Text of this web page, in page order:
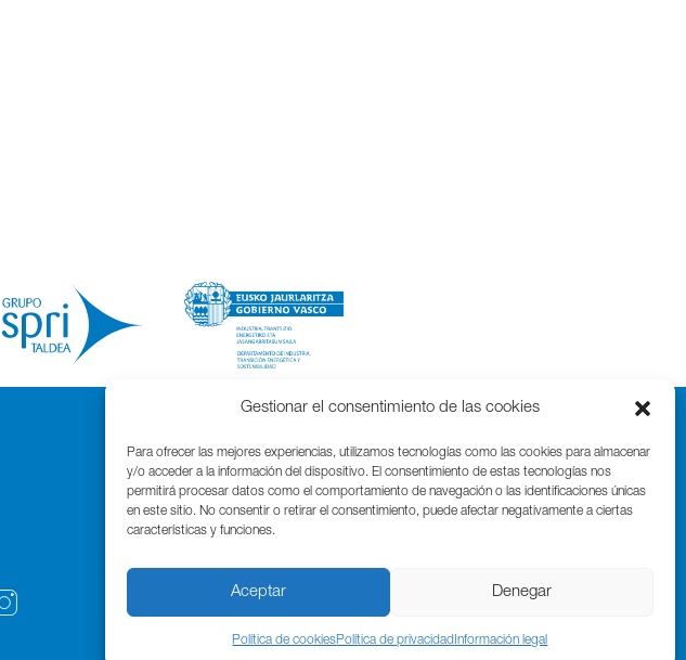
Gestionar el consentimiento de las cookies
Para ofrecer las mejores experiencias, utilizamos tecnologías como las cookies para almacenar
y/o acceder a la información del dispositivo. El consentimiento de estas tecnologías nos
permitirá procesar datos como el comportamiento de navegación o las identificaciones únicas
en este sitio. No consentir o retirar el consentimiento, puede afectar negativamente a ciertas
características y funciones.
Aceptar Denegar
Política de cookiesPolítica de privacidad Información legal
20014 Donostia / San Sebastián
T. (+34) 943 000 999 | bic@bicgipuzkoa.eus